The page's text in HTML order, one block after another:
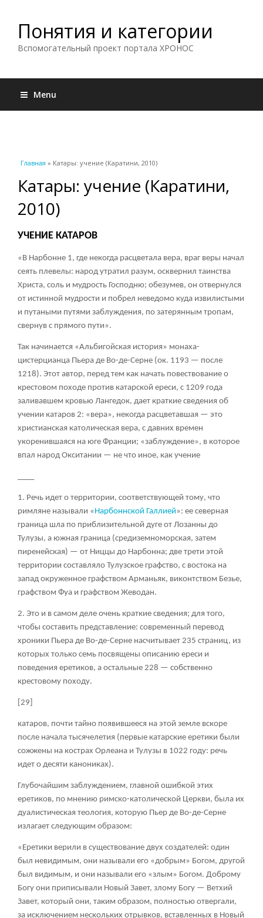
Понятия и категории
Вспомогательный проект портала ХРОНОС
Menu
Вы здесь
Главная » Катары: учение (Каратини, 2010)
Катары: учение (Каратини,
2010)
УЧЕНИЕ КАТАРОВ
«В Нарбонне 1, где некогда расцветала вера, враг веры начал
сеять плевелы: народ утратил разум, осквернил таинства
Христа, соль и мудрость Господню; обезумев, он отвернулся
от истинной мудрости и побрел неведомо куда извилистыми
и путаными путями заблуждения, по затерянным тропам,
свернув с прямого пути».
Так начинается «Альбигойская история» монаха-
цистерцианца Пьера де Во-де-Серне (ок. 1193 — после
1218). Этот автор, перед тем как начать повествование о
крестовом походе против катарской ереси, с 1209 года
заливавшем кровью Лангедок, дает краткие сведения об
учении катаров 2: «вера», некогда расцветавшая — это
христианская католическая вера, с давних времен
укоренившаяся на юге Франции; «заблуждение», в которое
впал народ Окситании — не что иное, как учение
1. Речь идет о территории, соответствующей тому, что
римляне называли «Нарбоннской Галлией»: ее северная
граница шла по приблизительной дуге от Лозанны до
Тулузы, а южная граница (средиземноморская, затем
пиренейская) — от Ниццы до Нарбонна; две трети этой
территории составляло Тулузское графство, с востока на
запад окруженное графством Арманьяк, виконтством Безье,
графством Фуа и графством Жеводан.
2. Это и в самом деле очень краткие сведения; для того,
чтобы составить представление: современный перевод
хроники Пьера де Во-де-Серне насчитывает 235 страниц, из
которых только семь посвящены описанию ереси и
поведения еретиков, а остальные 228 — собственно
крестовому походу.
[29]
катаров, почти тайно появившееся на этой земле вскоре
после начала тысячелетия (первые катарские еретики были
сожжены на кострах Орлеана и Тулузы в 1022 году: речь
идет о десяти канониках).
Глубочайшим заблуждением, главной ошибкой этих
еретиков, по мнению римско-католической Церкви, была их
дуалистическая теология, которую Пьер де Во-де-Серне
излагает следующим образом:
«Еретики верили в существование двух создателей: один
был невидимым, они называли его «добрым» Богом, другой
был видимым, и они называли его «злым» Богом. Доброму
Богу они приписывали Новый Завет, злому Богу — Ветхий
Завет, который они, таким образом, полностью отвергали,
за исключением нескольких отрывков, вставленных в Новый